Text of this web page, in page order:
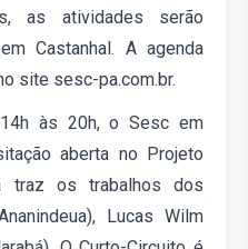
as atividades serão
Castanhal. A agenda
site sesc-pa.com.br.
às 20h, o Sesc em
aberta no Projeto
traz os trabalhos dos
Lucas Wilm